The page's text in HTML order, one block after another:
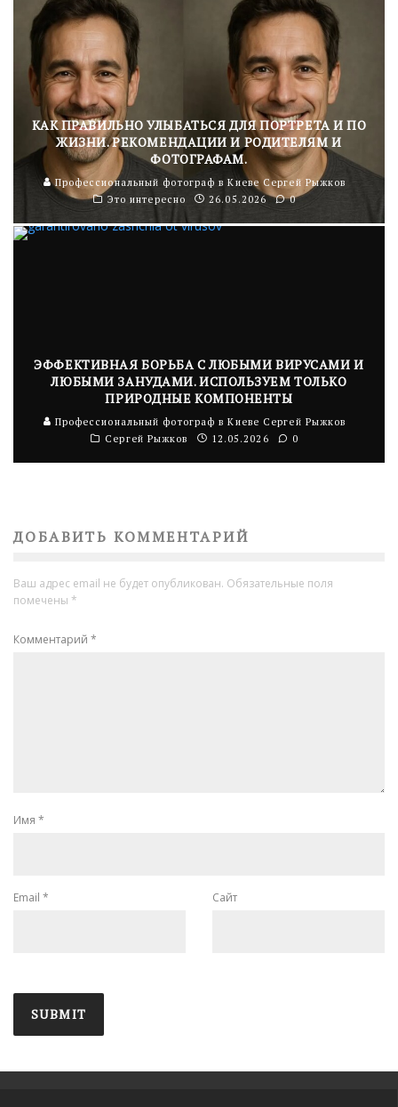
КАК ПРАВИЛЬНО УЛЫБАТЬСЯ ДЛЯ ПОРТРЕТА И ПО
ЖИЗНИ. РЕКОМЕНДАЦИИ И РОДИТЕЛЯМ И
ФОТОГРАФАМ.
Профессиональный фотограф в Киеве Сергей Рыжков
Это интересно
26.05.2026 0
ЭФФЕКТИВНАЯ БОРЬБА С ЛЮБЫМИ ВИРУСАМИ И
ЛЮБЫМИ ЗАНУДАМИ. ИСПОЛЬЗУЕМ ТОЛЬКО
ПРИРОДНЫЕ КОМПОНЕНТЫ
Профессиональный фотограф в Киеве Сергей Рыжков
Сергей Рыжков
12.05.2026 0
ДОБАВИТЬ КОММЕНТАРИЙ
Ваш адрес email не будет опубликован. Обязательные поля
помечены *
Комментарий *
Имя *
Email * Сайт